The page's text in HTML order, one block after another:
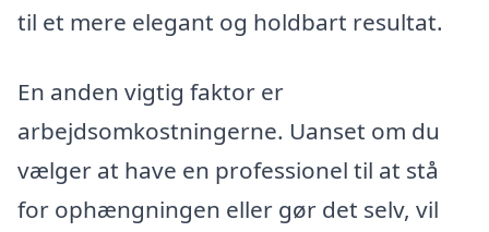
til et mere elegant og holdbart resultat.
En anden vigtig faktor er
arbejdsomkostningerne. Uanset om du
vælger at have en professionel til at stå
for ophængningen eller gør det selv, vil